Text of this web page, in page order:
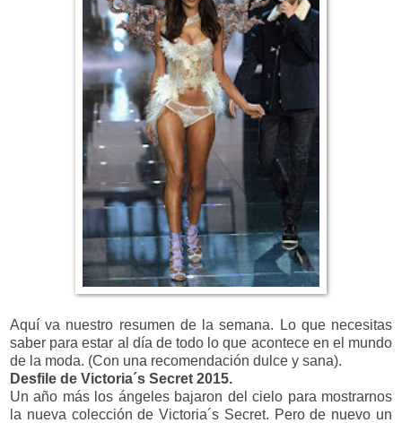
Aquí va nuestro resumen de la semana. Lo que necesitas
saber para estar al día de todo lo que acontece en el mundo
de la moda. (Con una recomendación dulce y sana).
Desfile de Victoria´s Secret 2015.
Un año más los ángeles bajaron del cielo para mostrarnos
la nueva colección de Victoria´s Secret. Pero de nuevo un